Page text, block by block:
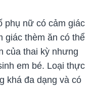
phụ nữ có cảm giác
giác thèm ăn có thể
của thai kỳ nhưng
em bé. Loại thực
khá đa dạng và có